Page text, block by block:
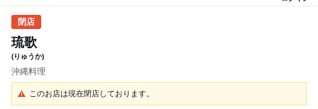
琉歌
(りゅうか)
沖縄料理
このお店は現在閉店しております。